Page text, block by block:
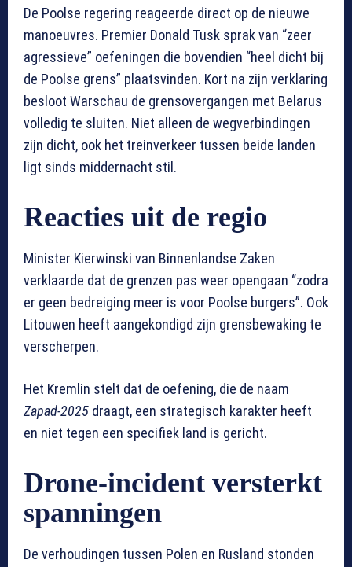
De Poolse regering reageerde direct op de nieuwe
manoeuvres. Premier Donald Tusk sprak van “zeer
agressieve” oefeningen die bovendien “heel dicht bij
de Poolse grens” plaatsvinden. Kort na zijn verklaring
besloot Warschau de grensovergangen met Belarus
volledig te sluiten. Niet alleen de wegverbindingen
zijn dicht, ook het treinverkeer tussen beide landen
ligt sinds middernacht stil.
Reacties uit de regio
Minister Kierwinski van Binnenlandse Zaken
verklaarde dat de grenzen pas weer opengaan “zodra
er geen bedreiging meer is voor Poolse burgers”. Ook
Litouwen heeft aangekondigd zijn grensbewaking te
verscherpen.
Het Kremlin stelt dat de oefening, die de naam
Zapad-2025 draagt, een strategisch karakter heeft
en niet tegen een specifiek land is gericht.
Drone-incident versterkt
spanningen
De verhoudingen tussen Polen en Rusland stonden